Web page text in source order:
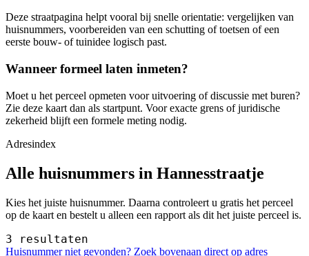
Deze straatpagina helpt vooral bij snelle orientatie: vergelijken van
huisnummers, voorbereiden van een schutting of toetsen of een
eerste bouw- of tuinidee logisch past.
Wanneer formeel laten inmeten?
Moet u het perceel opmeten voor uitvoering of discussie met buren?
Zie deze kaart dan als startpunt. Voor exacte grens of juridische
zekerheid blijft een formele meting nodig.
Adresindex
Alle huisnummers in Hannesstraatje
Kies het juiste huisnummer. Daarna controleert u gratis het perceel
op de kaart en bestelt u alleen een rapport als dit het juiste perceel is.
3 resultaten
Huisnummer niet gevonden? Zoek bovenaan direct op adres